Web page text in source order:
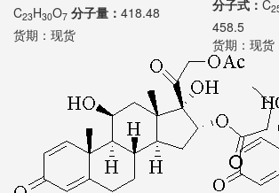
C23H30O7 分子量： 418.48
货期： 现货
分子式： C
458.5
货期： 现货